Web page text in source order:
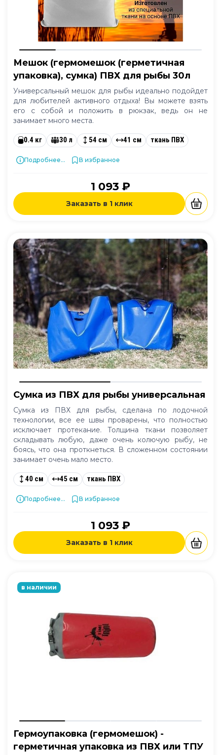
Мешок (гермомешок (герметичная
упаковка), сумка) ПВХ для рыбы 30л
Универсальный мешок для рыбы идеально подойдет
для любителей активного отдыха! Вы можете взять
его с собой и положить в рюкзак, ведь он не
занимает много места.
0.4 кг 30 л 54 см 41 см ткань ПВХ
Подробнее... В избранное
1 093 ₽
Заказать в 1 клик
Сумка из ПВХ для рыбы универсальная
Сумка из ПВХ для рыбы, сделана по лодочной
технологии, все ее швы проварены, что полностью
исключает протекание. Толщина ткани позволяет
складывать любую, даже очень колючую рыбу, не
боясь, что она проткнеться. В сложенном состоянии
занимает очень мало место.
40 см 45 см ткань ПВХ
Подробнее... В избранное
1 093 ₽
Заказать в 1 клик
в наличии
Гермоупаковка (гермомешок) -
герметичная упаковка из ПВХ или ТПУ